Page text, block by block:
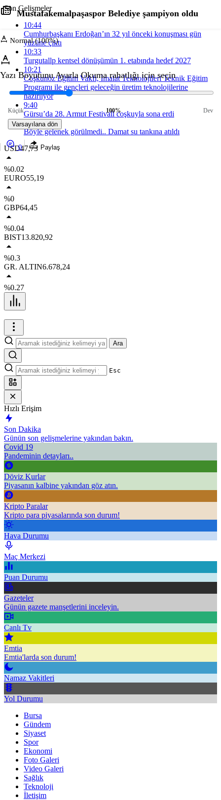
Son Gelişmeler
10:44
Cumhurbaşkanı Erdoğan’ın 32 yıl önceki konuşması gün
yüzüne çıktı
10:33
Turgutallp kentsel dönüşümün 1. etabında hedef 2027
10:21
Coşkunöz Eğitim Vakfı, İmalat Teknolojileri Teknik Eğitim
Programı ile gençleri geleceğin üretim teknolojilerine
hazırlıyor
9:40
Gürsu’da 28. Armut Festivali coşkuyla sona erdi
9:34
Böyle gelenek görülmedi.. Damat su tankına atıldı
USD47,73
%0.02
EURO55,19
%0
GBP64,45
%0.04
BIST13.820,92
%0.3
GR. ALTIN6.678,24
%0.27
Ara
Esc
Hızlı Erişim
Son Dakika
Günün son gelişmelerine yakından bakın.
Covid 19
Pandeminin detayları..
Döviz Kurlar
Piyasanın kalbine yakından göz atın.
Kripto Paralar
Kripto para piyasalarında son durum!
Hava Durumu
Maç Merkezi
Puan Durumu
Gazeteler
Günün gazete manşetlerini inceleyin.
Canlı Tv
Emtia
Emtia'larda son durum!
Namaz Vakitleri
Yol Durumu
Bursa
Gündem
Siyaset
Spor
Ekonomi
Foto Galeri
Video Galeri
Sağlık
Teknoloji
İletişim
Mustafakemalpaşaspor Belediye şampiyon oldu
Normal (100%)
Yazı Boyutunu Ayarla Okuma rahatlığı için seçin
Küçük 100% Dev
Varsayılana dön
0 Paylaş